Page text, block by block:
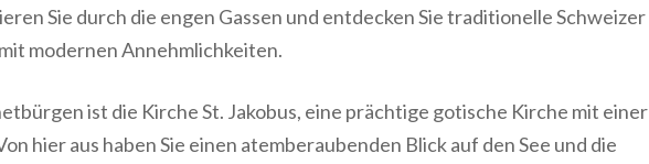
Sie durch die engen Gassen und entdecken Sie traditionelle Schweizer
modernen Annehmlichkeiten.
ist die Kirche St. Jakobus, eine prächtige gotische Kirche mit einer
hier aus haben Sie einen atemberaubenden Blick auf den See und die